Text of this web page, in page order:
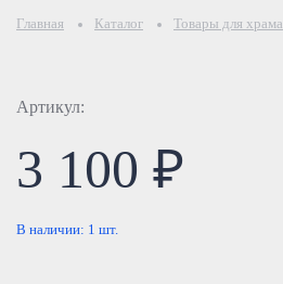
Главная Каталог Товары для храма
Артикул:
3 100 ₽
В наличии: 1 шт.